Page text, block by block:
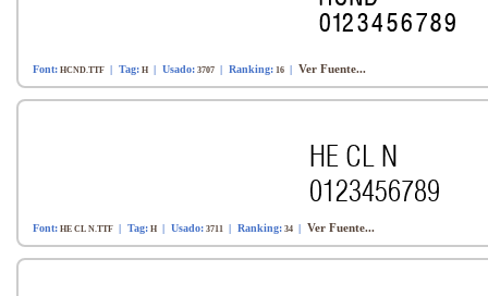
Font: HCND.TTF | Tag: H | Usado: 3707 | Ranking: 16 | Ver Fuente...
Font: HE CL N.TTF | Tag: H | Usado: 3711 | Ranking: 34 | Ver Fuente...